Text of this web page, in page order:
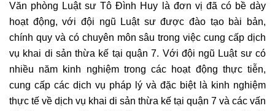
Văn phòng Luật sư Tô Đình Huy là đơn vị đã có bề dày
hoạt động, với đội ngũ Luật sư được đào tạo bài bản,
chính quy và có chuyên môn sâu trong việc cung cấp dịch
vụ khai di sản thừa kế tại quận 7. Với đội ngũ Luật sư có
nhiều năm kinh nghiệm trong các hoạt động thực tiễn,
cung cấp các dịch vụ pháp lý và đặc biệt là kinh nghiệm
thực tế về dịch vụ khai di sản thừa kế tại quận 7 và các vấn